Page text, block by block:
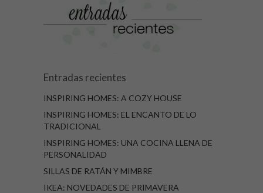
Entradas recientes
INSPIRING HOMES: A COZY HOUSE
INSPIRING HOMES: EL ENCANTO DE LO
TRADICIONAL
INSPIRING HOMES: UNA COCINA LLENA DE
PERSONALIDAD
SILLAS DE RATÁN Y MIMBRE
IKEA: NOVEDADES DE PRIMAVERA